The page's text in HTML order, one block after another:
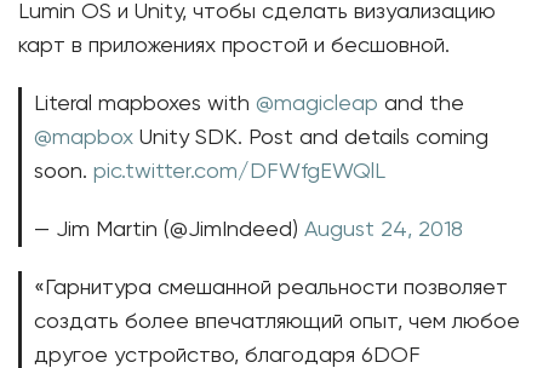
Lumin OS и Unity, чтобы сделать визуализацию
карт в приложениях простой и бесшовной.
Literal mapboxes with @magicleap and the
@mapbox Unity SDK. Post and details coming
soon. pic.twitter.com/DFWfgEWQlL
— Jim Martin (@JimIndeed) August 24, 2018
«Гарнитура смешанной реальности позволяет
создать более впечатляющий опыт, чем любое
другое устройство, благодаря 6DOF